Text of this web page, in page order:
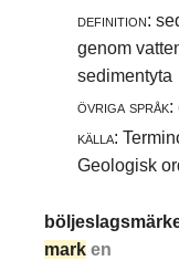
definition:
genom
sedimentyta
övriga språk:
källa:
Geologisk
mark en